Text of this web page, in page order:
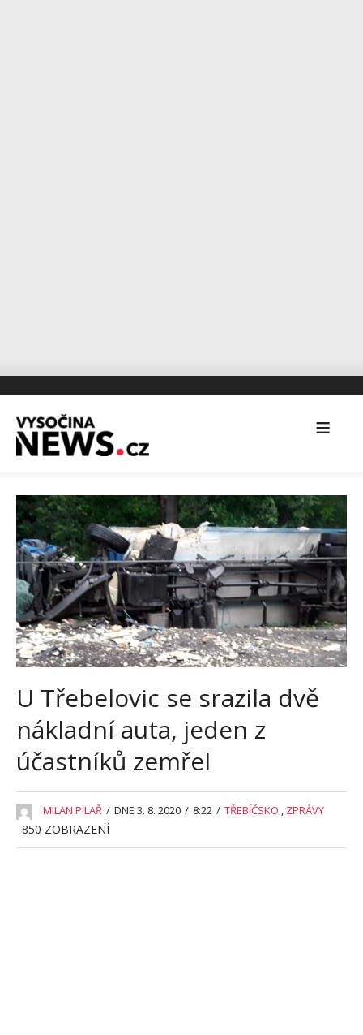
U Třebelovic se srazila dvě
nákladní auta, jeden z
účastníků zemřel
MILAN PILAŘ / DNE 3. 8. 2020 / 8:22 / TŘEBÍČSKO , ZPRÁVY
850 ZOBRAZENÍ